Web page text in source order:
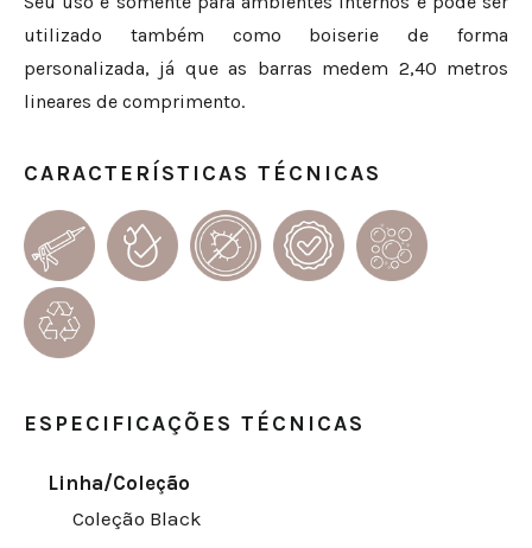
utilizado também como boiserie de forma
personalizada, já que as barras medem 2,40 metros
lineares de comprimento.
CARACTERÍSTICAS TÉCNICAS
ESPECIFICAÇÕES TÉCNICAS
Linha/Coleção
Coleção Black